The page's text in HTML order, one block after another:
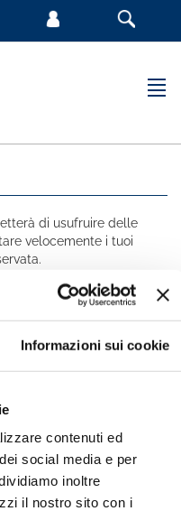
Informazioni sui cookie
contenuti ed
social media e per
inoltre
il nostro sito con i
di usufruire delle
velocemente i tuoi